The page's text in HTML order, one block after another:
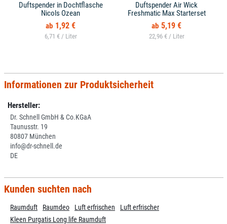
Duftspender in Dochtflasche
Nicols Ozean
1,92 €
6,71 € /
Duftspender Air Wick
Freshmatic Max Starterset
5,19 €
22,96 € /
Informationen zur Produktsicherheit
Hersteller:
Dr. Schnell GmbH & Co.KGaA
Taunusstr. 19
80807 München
info@dr-schnell.de
DE
Kunden suchten nach
Raumduft Raumdeo Luft erfrischen
Luft erfrischer
Kleen Purgatis Long life Raumduft